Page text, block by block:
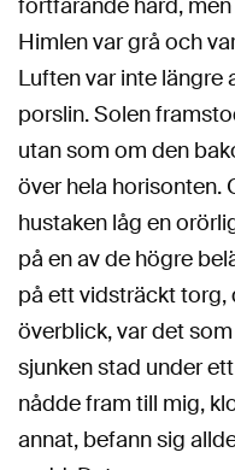
fortfarande hård,
Himlen var grå och
Luften var inte längre
porslin. Solen
utan som om den
över hela horisonten.
hustaken låg en
på en av de högre
på ett vidsträckt torg,
överblick, var det
sjunken stad under
nådde fram till mig,
annat, befann sig